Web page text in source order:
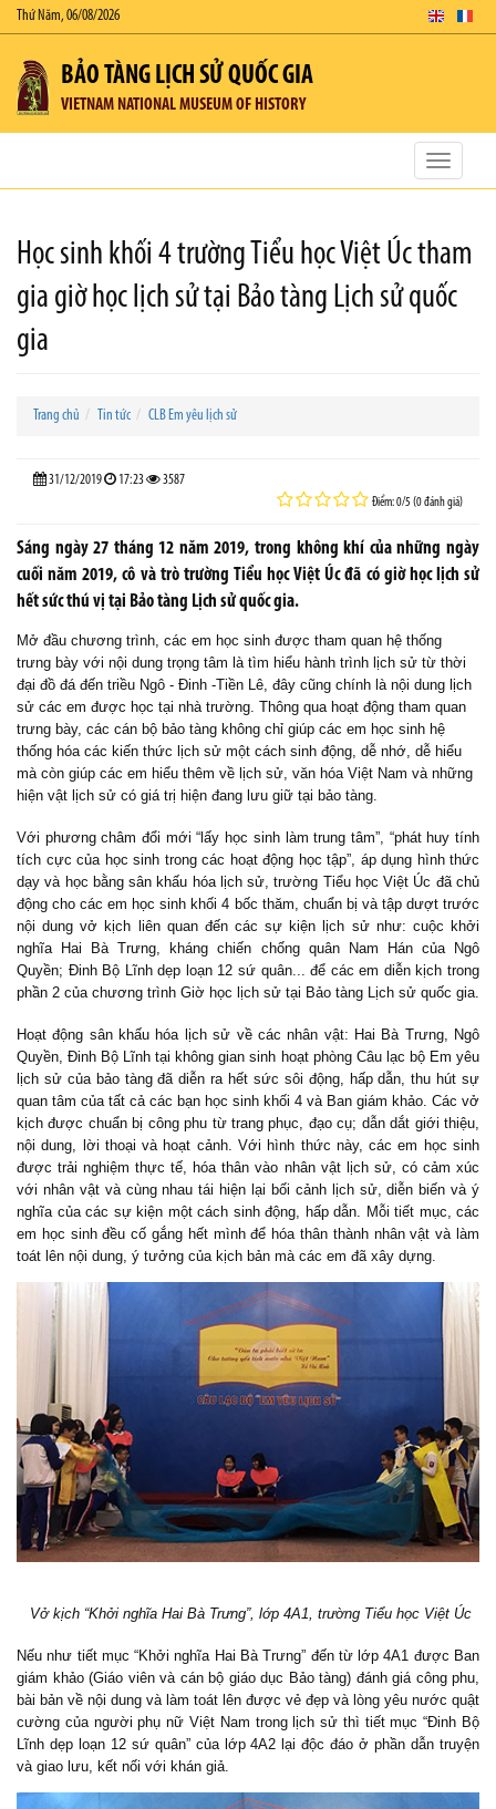
Thứ Năm, 06/08/2026
BẢO TÀNG LỊCH SỬ QUỐC GIA
VIETNAM NATIONAL MUSEUM OF HISTORY
Toggle
Học sinh khối 4 trường Tiểu học Việt Úc tham
gia giờ học lịch sử tại Bảo tàng Lịch sử quốc
gia
Trang chủ Tin tức CLB Em yêu lịch sử
31/12/2019 17:23 3587
Điểm: 0/5 (0 đánh giá)
Sáng ngày 27 tháng 12 năm 2019, trong không khí của những ngày
cuối năm 2019, cô và trò trường Tiểu học Việt Úc đã có giờ học lịch sử
hết sức thú vị tại Bảo tàng Lịch sử quốc gia.
Mở đầu chương trình, các em học sinh được tham quan hệ thống
trưng bày với nội dung trọng tâm là tìm hiểu hành trình lịch sử từ thời
đại đồ đá đến triều Ngô - Đinh -Tiền Lê, đây cũng chính là nội dung lịch
sử các em được học tại nhà trường. Thông qua hoạt động tham quan
trưng bày, các cán bộ bảo tàng không chỉ giúp các em học sinh hệ
thống hóa các kiến thức lịch sử một cách sinh động, dễ nhớ, dễ hiểu
mà còn giúp các em hiểu thêm về lịch sử, văn hóa Việt Nam và những
hiện vật lịch sử có giá trị hiện đang lưu giữ tại bảo tàng.
Với phương châm đổi mới “lấy học sinh làm trung tâm”, “phát huy tính
tích cực của học sinh trong các hoạt động học tập”, áp dụng hình thức
dạy và học bằng sân khấu hóa lịch sử, trường Tiểu học Việt Úc đã chủ
động cho các em học sinh khối 4 bốc thăm, chuẩn bị và tập dượt trước
nội dung vở kịch liên quan đến các sự kiện lịch sử như: cuộc khởi
nghĩa Hai Bà Trưng, kháng chiến chống quân Nam Hán của Ngô
Quyền; Đinh Bộ Lĩnh dẹp loạn 12 sứ quân... để các em diễn kịch trong
phần 2 của chương trình Giờ học lịch sử tại Bảo tàng Lịch sử quốc gia.
Hoạt động sân khấu hóa lịch sử về các nhân vật: Hai Bà Trưng, Ngô
Quyền, Đinh Bộ Lĩnh tại không gian sinh hoạt phòng Câu lạc bộ Em yêu
lịch sử của bảo tàng đã diễn ra hết sức sôi động, hấp dẫn, thu hút sự
quan tâm của tất cả các bạn học sinh khối 4 và Ban giám khảo. Các vở
kịch được chuẩn bị công phu từ trang phục, đạo cụ; dẫn dắt giới thiệu,
nội dung, lời thoại và hoạt cảnh. Với hình thức này, các em học sinh
được trải nghiệm thực tế, hóa thân vào nhân vật lịch sử, có cảm xúc
với nhân vật và cùng nhau tái hiện lại bối cảnh lịch sử, diễn biến và ý
nghĩa của các sự kiện một cách sinh động, hấp dẫn. Mỗi tiết mục, các
em học sinh đều cố gắng hết mình để hóa thân thành nhân vật và làm
toát lên nội dung, ý tưởng của kịch bản mà các em đã xây dựng.
Vở kịch “Khởi nghĩa Hai Bà Trưng”, lớp 4A1, trường Tiểu học Việt Úc
Nếu như tiết mục “Khởi nghĩa Hai Bà Trưng” đến từ lớp 4A1 được Ban
giám khảo (Giáo viên và cán bộ giáo dục Bảo tàng) đánh giá công phu,
bài bản về nội dung và làm toát lên được vẻ đẹp và lòng yêu nước quật
cường của người phụ nữ Việt Nam trong lịch sử thì tiết mục “Đinh Bộ
Lĩnh dẹp loạn 12 sứ quân” của lớp 4A2 lại độc đáo ở phần dẫn truyện
và giao lưu, kết nối với khán giả.